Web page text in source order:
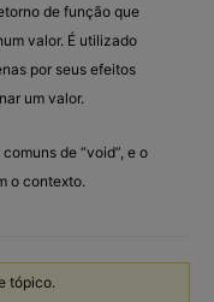
de função que
valor. É utilizado
por seus efeitos
um valor.
de “void”, e o
o contexto.
tópico.